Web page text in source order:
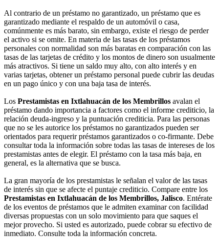
Al contrario de un préstamo no garantizado, un préstamo que es
garantizado mediante el respaldo de un automóvil o casa,
comúnmente es más barato, sin embargo, existe el riesgo de perder
el activo si se omite. En materia de las tasas de los préstamos
personales con normalidad son más baratas en comparación con las
tasas de las tarjetas de crédito y los montos de dinero son usualmente
más atractivos. Si tiene un saldo muy alto, con alto interés y en
varias tarjetas, obtener un préstamo personal puede cubrir las deudas
en un pago único y con una baja tasa de interés.
Los Prestamistas en Ixtlahuacán de los Membrillos avalan el
préstamo dando importancia a factores como el informe crediticio, la
relación deuda-ingreso y la puntuación crediticia. Para las personas
que no se les autorice los préstamos no garantizados pueden ser
orientados para requerir préstamos garantizados o co-firmante. Debe
consultar toda la información sobre todas las tasas de intereses de los
prestamistas antes de elegir. El préstamo con la tasa más baja, en
general, es la alternativa que se busca.
La gran mayoría de los prestamistas le señalan el valor de las tasas
de interés sin que se afecte el puntaje crediticio. Compare entre los
Prestamistas en Ixtlahuacán de los Membrillos, Jalisco. Entérate
de los eventos de préstamos que le admiten examinar con facilidad
diversas propuestas con un solo movimiento para que saques el
mejor provecho. Si usted es autorizado, puede cobrar su efectivo de
inmediato. Consulte toda la información concreta.